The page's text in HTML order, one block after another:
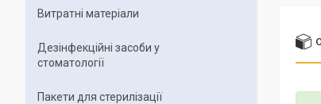
Витратні матеріали
Дезінфекційні засоби у
стоматології
Пакети для стерилізації